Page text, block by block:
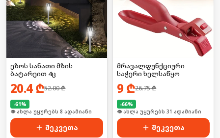
ეზოს სანათი მზის
ბატარეით 4ც
20.4₾52.00₾
-61%
🛒 ბოლო 24სთ-ში იყიდა 12-მა
შეკვეთა
მრავალფუნქციური
საჭერი ხელსაწყო
9 ₾26.75₾
-66%
🛒 ბოლო 24სთ-ში იყიდა 41-მა
შეკვეთა